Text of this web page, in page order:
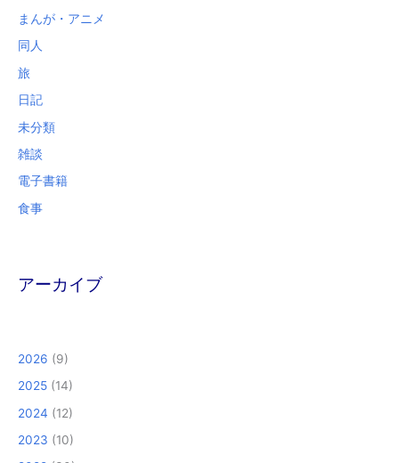
まんが・アニメ
同人
旅
日記
未分類
雑談
電子書籍
食事
アーカイブ
2026 (9)
2025 (14)
2024 (12)
2023 (10)